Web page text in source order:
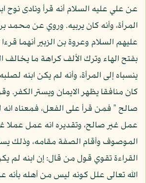
عن علي عليه السلام أنه قرأ ونادى نوح
المرأة، وأنه كان يربيه. وروي عن
عليهم السلام وعروة بن الزبير أنهما
بفتح الهاء وترك الألف كراهة ما يخالف
ينسباه إلى المرأة، وأنه لم يكن ابنه
كان منافقا يظهر الايمان ويستر الكفر.
صالح " فمن قرأ على الفعل، فمعناه
عمل غير صالح، وتقديره انه عمل
الموصوف وأقام الصفة مقامه، وذلك
القراءة تقوي قول من قال: إن ابنه لم
الله تعالى علل كونه ليس من أهله بأنه